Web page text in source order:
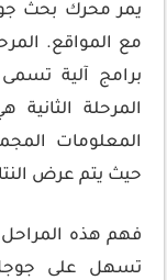
يمر محرك بحث
مع المواقع.
برامج آلية
المرحلة
المعلومات
حيث يتم عرض
فهم هذه
تسهل على